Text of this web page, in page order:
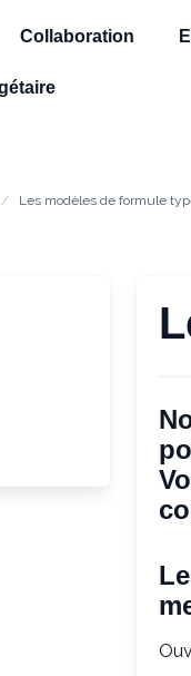
Collaboration
Les modèles de formule